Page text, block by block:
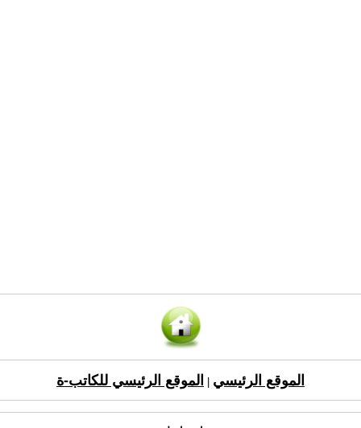
الموقع الرئيسي الموقع الرئيسي للكاتب-ة